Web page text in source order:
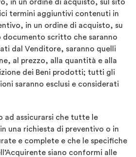
in un ordine di acquisto, sul sito
termini aggiuntivi contenuti in
in un ordine di acquisto, su
documento scritto che saranno
dal Venditore, saranno quelli
al prezzo, alla quantità e alla
dei Beni prodotti; tutti gli
saranno esclusi e considerati
ad assicurarsi che tutte le
una richiesta di preventivo o in
e complete e che le specifiche
siano conformi alle